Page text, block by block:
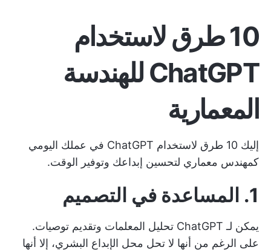
10 طرق لاستخدام
ChatGPT للهندسة
المعمارية
إليك 10 طرق لاستخدام ChatGPT في عملك اليومي
كمهندس معماري لتحسين إبداعك وتوفير الوقت.
1. المساعدة في التصميم
يمكن لـ ChatGPT تحليل المعلمات وتقديم توصيات.
على الرغم من أنها لا تحل محل الإبداع البشري، إلا أنها